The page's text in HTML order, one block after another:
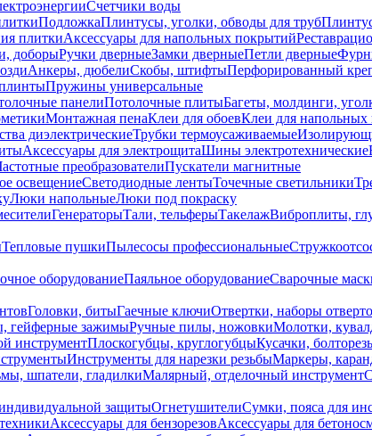
Счетчики воды
ПодложкаПлинтусы, уголки, обводы для труб
плиткиАксессуары для напольных покрытий
доборыРучки дверныеЗамки дверныеПетли дверные
Анкеры, дюбелиСкобы, штифтыПерфорированный
Пружины универсальные
панелиПотолочные плитыБагеты, молдинги,
Монтажная пенаКлеи для обоевКлеи для напольных
диэлектрическиеТрубки термоусаживаемые
Аксессуары для электрощитаШины электротехнические
преобразователиПускатели магнитные
освещениеСветодиодные лентыТочечные светильники
Люки напольныеЛюки под покраску
ГенераторыТали, тельферыТакелажВиброплиты,
Тепловые пушкиПылесосы профессиональные
оборудованиеПаяльное оборудованиеСварочные
Головки, битыГаечные ключиОтвертки, наборы
гейферные зажимыРучные пилы, ножовкиМолотки,
инструментПлоскогубцы, круглогубцыКусачки,
Инструменты для нарезки резьбыМаркеры,
шпатели, гладилкиМалярный, отделочный инструмент
защитыОгнетушителиСумки, пояса для
Аксессуары для бензорезовАксессуары для